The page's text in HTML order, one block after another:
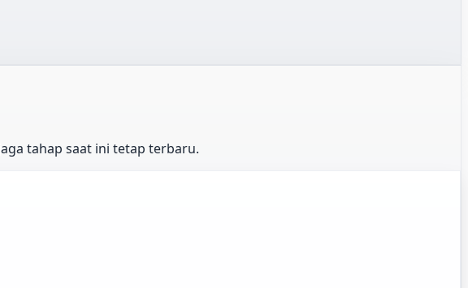
tahap saat ini tetap terbaru.